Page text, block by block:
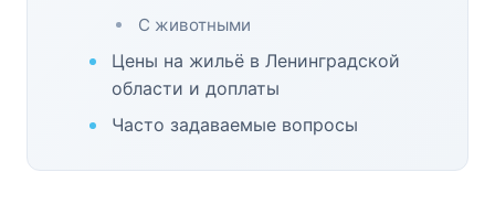
С животными
Цены на жильё в Ленинградской
области и доплаты
Часто задаваемые вопросы